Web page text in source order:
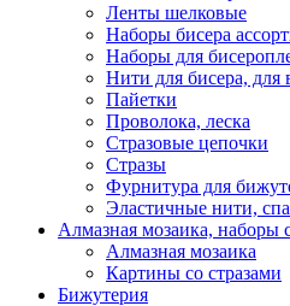
Ленты шелковые
Наборы бисера
Наборы для
Нити для бисера, для
Пайетки
Проволока, леска
Стразовые цепочки
Стразы
Фурнитура для
Эластичные нити,
Алмазная мозаика, наборы
Алмазная мозаика
Картины co стразами
Бижутерия